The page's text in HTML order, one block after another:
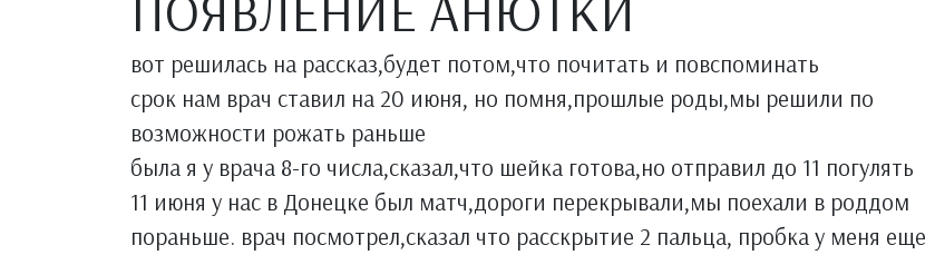
вот решилась на рассказ,будет потом,что почитать и повспоминать
срок нам врач ставил на 20 июня, но помня,прошлые роды,мы решили по
возможности рожать раньше
была я у врача 8-го числа,сказал,что шейка готова,но отправил до 11 погулять
11 июня у нас в Донецке был матч,дороги перекрывали,мы поехали в роддом
пораньше. врач посмотрел,сказал что расскрытие 2 пальца, пробка у меня еще